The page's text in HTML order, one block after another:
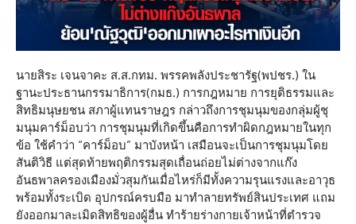
นายสิระ เจนจาคะ ส.ส.กทม. พรรคพลังประชารัฐ(พปชร.) ใน
ฐานะประธานกรรมาธิการ(กมธ.) การกฎหมาย การยุติธรรมและ
สิทธิมนุษยชน สภาผู้แทนราษฎร กล่าวถึงการชุมนุมของกลุ่มผู้ชุ
มนุมคาร์ม็อบว่า การชุมนุมที่เกิดขึ้นคือการทำผิดกฎหมายในทุก
ข้อ ใช้คำว่า “คาร์ม็อบ” มาบังหน้า เสมือนจะเป็นการชุมนุมโดย
สันติวิธี แต่สุดท้ายพฤติกรรมสุดเถื่อนถ่อยไม่ต่างจากแก๊ง
อันธพาลครองเมืองมั่วสุมกันเมื่อไหร่ก็มีทั้งความรุนแรงและอาวุธ
พร้อมทั้งระเบิด อุปกรณ์ครบมือ มาทำลายทรัพย์สินประเทศ แถม
ยังออกมาละเมิดสิทธิของผู้อื่น ทำร้ายร่างกายเจ้าหน้าที่ตำรวจ